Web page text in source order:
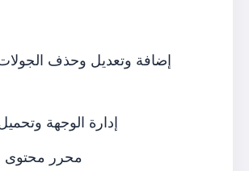
إضافة وتعديل وحذف الجولات
إدارة الوجهة
محرر محتوى